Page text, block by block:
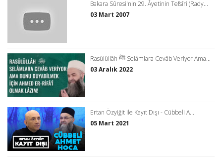
Bakara Sûresi'nin 29. Âyetinin Tefsîri (Rady...
03 Mart 2007
Rasûlüllâh ﷺ Selâmlara Cevâb Veriyor Ama...
03 Aralık 2022
Ertan Özyiğit ile Kayıt Dışı - Cübbeli A...
05 Mart 2021